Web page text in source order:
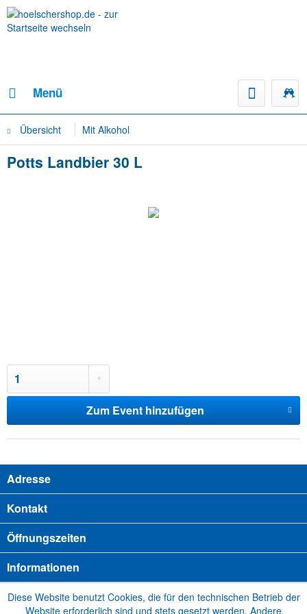
Menü
Übersicht Mit Alkohol
Potts Landbier 30 L
Zum Event hinzufügen
Adresse
Kontakt
Öffnungszeiten
Informationen
Diese Website benutzt Cookies, die für den technischen Betrieb der
Website erforderlich sind und stets gesetzt werden. Andere